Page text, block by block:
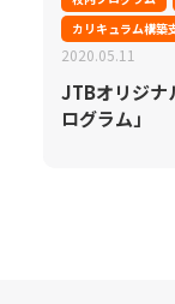
カリキュラム構築
2020.05.11
JTBオリジ
ログラム」